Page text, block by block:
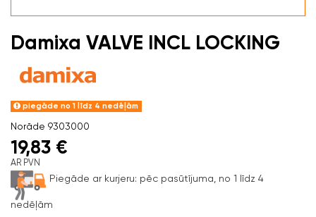
Damixa VALVE INCL LOCKING
piegāde no 1 līdz 4 nedēļām
Norāde 9303000
19,83 €
AR PVN
Piegāde ar kurjeru: pēc pasūtījuma, no 1 līdz 4
nedēļām